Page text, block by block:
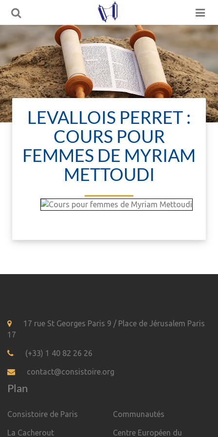
LEVALLOIS PERRET :
COURS POUR
FEMMES DE MYRIAM
METTOUDI
17 rue St Georges Paris 9 / Place de Jérusalem Paris
17
(+33) 1 40 82 26 26
contact@consistoire.org
Plan
Consistoire de Paris
La Cacherout
Communautés
Centre Européen du